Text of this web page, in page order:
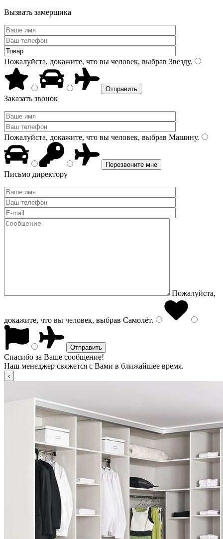
Вызвать замерщика
Пожалуйста, докажите, что вы человек, выбрав Звезду.
Заказать звонок
Пожалуйста, докажите, что вы человек, выбрав Машину.
Письмо директору
Пожалуйста,
докажите, что вы человек, выбрав Самолёт.
Спасибо за Ваше сообщение!
Наш менеджер свяжется с Вами в ближайшее время.